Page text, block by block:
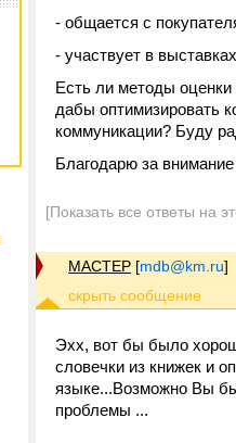
- общается с
- участвует в
Есть ли методы
дабы оптимизировать
коммуникации? Буду
Благодарю за
[Показать все ответы на
MACTEP [mdb@km.ru]
Эхх, вот бы было
словечки из книжек и
языке...Возможно Вы
проблемы ...